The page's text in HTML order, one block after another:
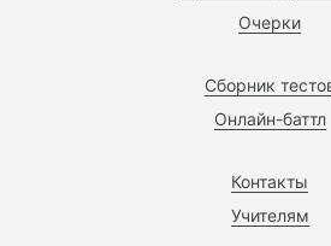
Очерки
Сборник
Онлайн-баттл
Контакты
Учителям